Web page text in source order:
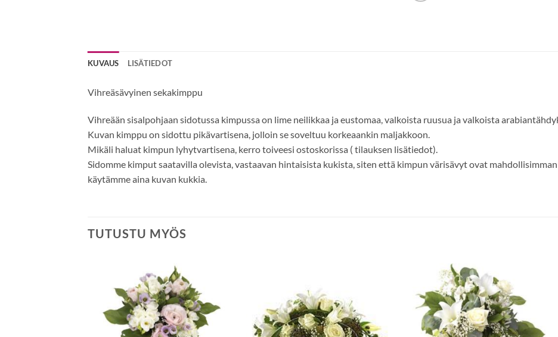
KUVAUS LISÄTIEDOT
Vihreäsävyinen sekakimppu
Vihreään sisalpohjaan sidotussa kimpussa on lime neilikkaa ja eustomaa, valkoista ruusua ja valkoista
Kuvan kimppu on sidottu pikävartisena, jolloin se soveltuu korkeaankin maljakkoon.
Mikäli haluat kimpun lyhytvartisena, kerro toiveesi ostoskorissa ( tilauksen lisätiedot).
Sidomme kimput saatavilla olevista, vastaavan hintaisista kukista, siten että kimpun värisävyt ovat
käytämme aina kuvan kukkia.
TUTUSTU MYÖS